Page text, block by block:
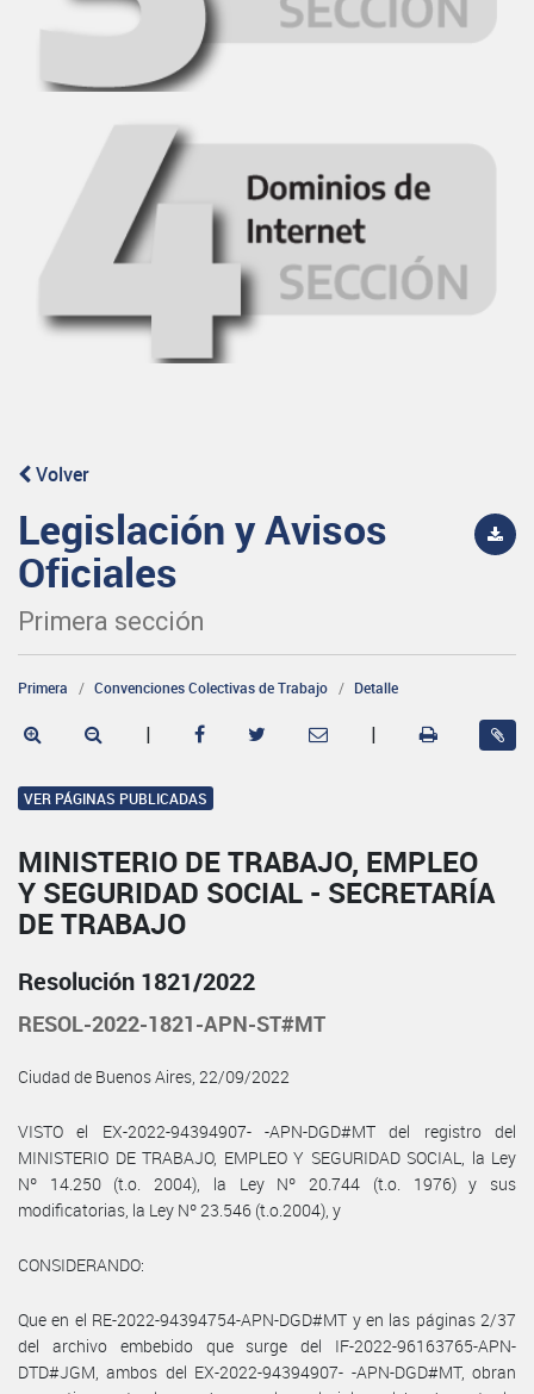
Volver
Legislación y Avisos
Oficiales
Primera sección
Primera Convenciones Colectivas de Trabajo Detalle
| |
VER PÁGINAS PUBLICADAS
MINISTERIO DE TRABAJO, EMPLEO
Y SEGURIDAD SOCIAL - SECRETARÍA
DE TRABAJO
Resolución 1821/2022
RESOL-2022-1821-APN-ST#MT
Ciudad de Buenos Aires, 22/09/2022
VISTO el EX-2022-94394907- -APN-DGD#MT del registro del
MINISTERIO DE TRABAJO, EMPLEO Y SEGURIDAD SOCIAL, la Ley
Nº 14.250 (t.o. 2004), la Ley Nº 20.744 (t.o. 1976) y sus
modificatorias, la Ley Nº 23.546 (t.o.2004), y
CONSIDERANDO:
Que en el RE-2022-94394754-APN-DGD#MT y en las páginas 2/37
del archivo embebido que surge del IF-2022-96163765-APN-
DTD#JGM, ambos del EX-2022-94394907- -APN-DGD#MT, obran